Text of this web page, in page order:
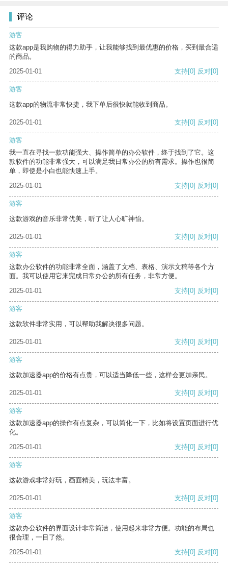
评论
游客
这款app是我购物的得力助手，让我能够找到最优惠的价格，买到最合适
的商品。
2025-01-01
支持[0] 反对[0]
游客
这款app的物流非常快捷，我下单后很快就能收到商品。
2025-01-01 支持[0] 反对[0]
游客
我一直在寻找一款功能强大、操作简单的办公软件，终于找到了它。这
款软件的功能非常强大，可以满足我日常办公的所有需求。操作也很简
单，即使是小白也能快速上手。
2025-01-01
支持[0] 反对[0]
游客
这款游戏的音乐非常优美，听了让人心旷神怡。
2025-01-01 支持[0] 反对[0]
游客
这款办公软件的功能非常全面，涵盖了文档、表格、演示文稿等各个方
面。我可以使用它来完成日常办公的所有任务，非常方便。
2025-01-01
支持[0] 反对[0]
游客
这款软件非常实用，可以帮助我解决很多问题。
2025-01-01 支持[0] 反对[0]
游客
这款加速器app的价格有点贵，可以适当降低一些，这样会更加亲民。
2025-01-01 支持[0] 反对[0]
游客
这款加速器app的操作有点复杂，可以简化一下，比如将设置页面进行优
化。
2025-01-01
支持[0] 反对[0]
游客
这款游戏非常好玩，画面精美，玩法丰富。
2025-01-01 支持[0] 反对[0]
游客
这款办公软件的界面设计非常简洁，使用起来非常方便。功能的布局也
很合理，一目了然。
2025-01-01
支持[0] 反对[0]